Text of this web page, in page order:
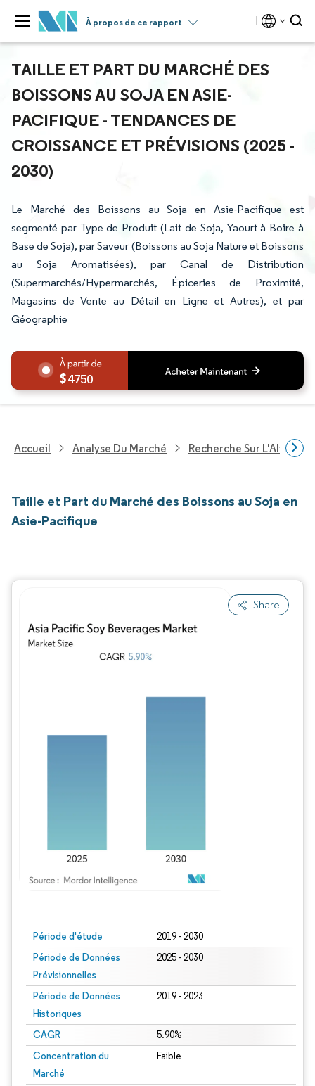
À propos de ce rapport
TAILLE ET PART DU MARCHÉ DES
BOISSONS AU SOJA EN ASIE-
PACIFIQUE - TENDANCES DE
CROISSANCE ET PRÉVISIONS (2025 -
2030)
Le Marché des Boissons au Soja en Asie-Pacifique est
segmenté par Type de Produit (Lait de Soja, Yaourt à Boire à
Base de Soja), par Saveur (Boissons au Soja Nature et Boissons
au Soja Aromatisées), par Canal de Distribution
(Supermarchés/Hypermarchés, Épiceries de Proximité,
Magasins de Vente au Détail en Ligne et Autres), et par
Géographie
4750
Accueil Analyse Du Marché Recherche Sur
Taille et Part du Marché des Boissons au Soja en
Asie-Pacifique
Share
Période d'étude 2019 - 2030
Période de Données
Prévisionnelles
2025 - 2030
Période de Données
Historiques
2019 - 2023
CAGR 5.90%
Concentration du
Marché
Faible